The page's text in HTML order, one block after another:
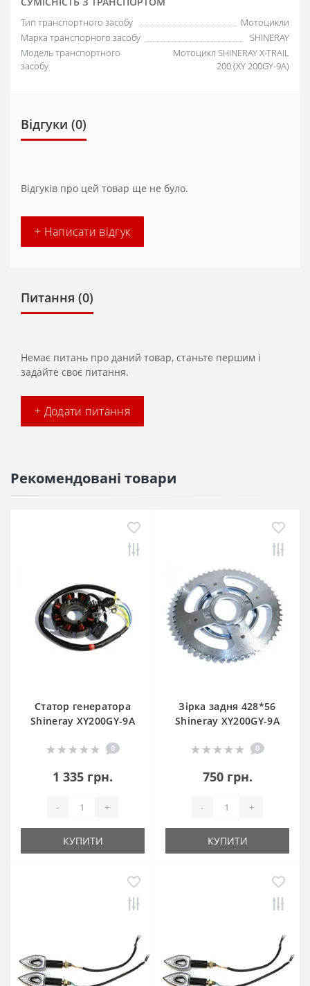
Тип транспортного засобу
Мотоцикли
Марка транспорного засобу
SHINERAY
Модель транспортного
засобу
Мотоцикл SHINERAY X-TRAIL
200 (XY 200GY-9A)
Відгуки (0)
Відгуків про цей товар ще не було.
+ Написати відгук
Питання (0)
Немає питань про даний товар, станьте першим і
задайте своє питання.
+ Додати питання
Рекомендовані товари
Статор генератора
Shineray XY200GY-9A
0
1 335 грн.
- +
КУПИТИ
Зірка задня 428*56
Shineray XY200GY-9A
0
750 грн.
- +
КУПИТИ